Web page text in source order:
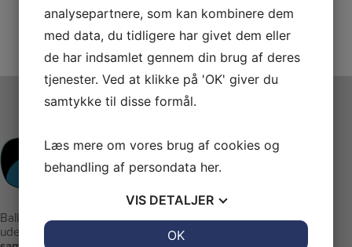
Ballerup Linedance er klubben
uden stræben men med:
analysepartnere, som kan kombinere dem
med data, du tidligere har givet dem eller
de har indsamlet gennem din brug af deres
tjenester. Ved at klikke på 'OK' giver du
samtykke til disse formål.
Læs mere om vores brug af cookies og
behandling af persondata her.
VIS DETALJER
OK